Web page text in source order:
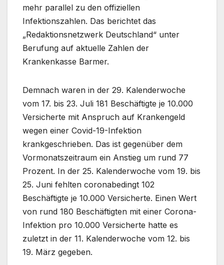
mehr parallel zu den offiziellen
Infektionszahlen. Das berichtet das
„Redaktionsnetzwerk Deutschland“ unter
Berufung auf aktuelle Zahlen der
Krankenkasse Barmer.
Demnach waren in der 29. Kalenderwoche
vom 17. bis 23. Juli 181 Beschäftigte je 10.000
Versicherte mit Anspruch auf Krankengeld
wegen einer Covid-19-Infektion
krankgeschrieben. Das ist gegenüber dem
Vormonatszeitraum ein Anstieg um rund 77
Prozent. In der 25. Kalenderwoche vom 19. bis
25. Juni fehlten coronabedingt 102
Beschäftigte je 10.000 Versicherte. Einen Wert
von rund 180 Beschäftigten mit einer Corona-
Infektion pro 10.000 Versicherte hatte es
zuletzt in der 11. Kalenderwoche vom 12. bis
19. März gegeben.